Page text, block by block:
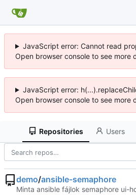
JavaScript error: Cannot read
Open browser console to see more
JavaScript error:
Open browser console to see more
Repositories Users
demo/ansible-semaphore
Minta ansible fájlok semaphore ui-